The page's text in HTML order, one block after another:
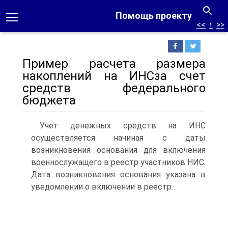
Помощь проекту
<< ↑ >>
Пример расчета размера
накоплений на ИНСза счет
средств федерального
бюджета
Учет денежных средств на ИНС
осуществляется начиная с даты
возникновения основания для включения
военнослужащего в реестр участников НИС.
Дата возникновения основания указана в
уведомлении о включении в реестр.